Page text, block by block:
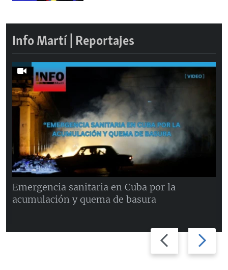
Info Martí | Reportajes
Previous
slide
Next
slide
Emergencia sanitaria en Cuba por la
acumulación y quema de basura